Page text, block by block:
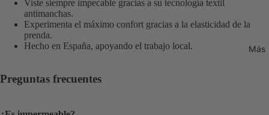
Más
Viste siempre impecable gracias a su tecnología textil
antimanchas.
Experimenta el máximo confort gracias a la elasticidad de la
prenda.
Hecho en España, apoyando el trabajo local.
Preguntas frecuentes